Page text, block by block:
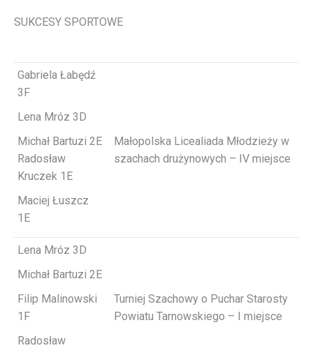
SUKCESY SPORTOWE
Gabriela Łabędź
3F
Lena Mróz 3D
Michał Bartuzi 2E
Radosław
Kruczek 1E
Maciej Łuszcz
1E
Małopolska Licealiada Młodzieży w
szachach drużynowych – IV miejsce
Lena Mróz 3D
Michał Bartuzi 2E
Filip Malinowski
1F
Radosław
Turniej Szachowy o Puchar Starosty
Powiatu Tarnowskiego – I miejsce